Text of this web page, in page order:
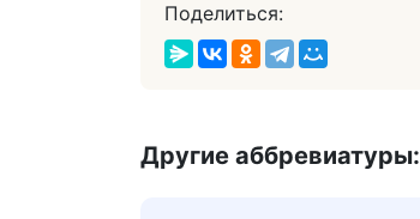
Поделиться:
Другие аббревиатуры: